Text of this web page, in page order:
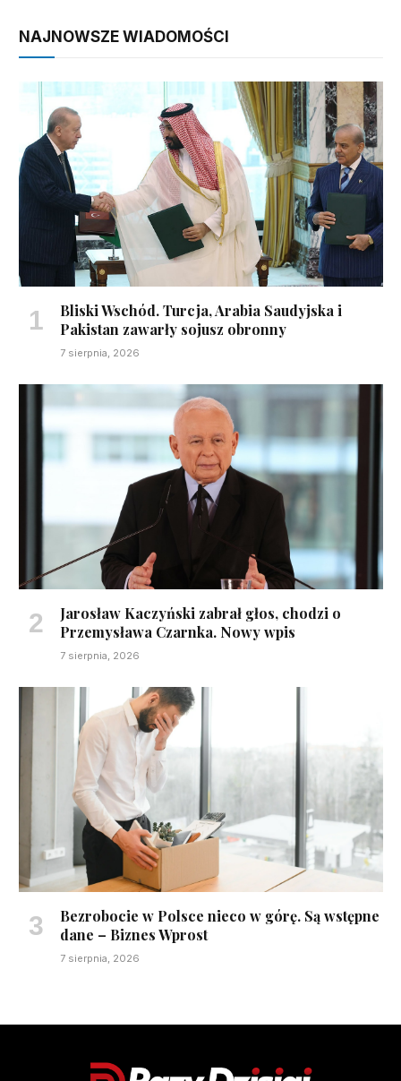
NAJNOWSZE WIADOMOŚCI
Bliski Wschód. Turcja, Arabia Saudyjska i
Pakistan zawarły sojusz obronny
7 sierpnia, 2026
Jarosław Kaczyński zabrał głos, chodzi o
Przemysława Czarnka. Nowy wpis
7 sierpnia, 2026
Bezrobocie w Polsce nieco w górę. Są wstępne
dane – Biznes Wprost
7 sierpnia, 2026